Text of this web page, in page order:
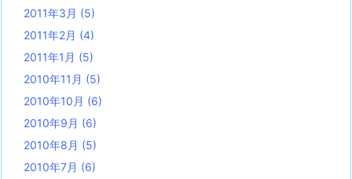
2011年3月 (5)
2011年2月 (4)
2011年1月 (5)
2010年11月 (5)
2010年10月 (6)
2010年9月 (6)
2010年8月 (5)
2010年7月 (6)